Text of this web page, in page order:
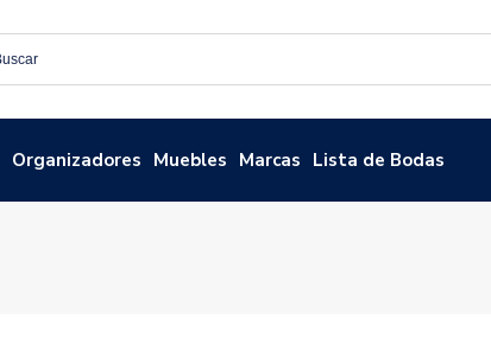
Organizadores Muebles Marcas Lista de Bodas